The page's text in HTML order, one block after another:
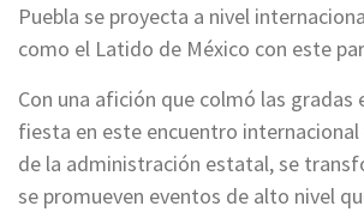
Puebla se proyecta a nivel
como el Latido de México con este
Con una afición que colmó las gradas
fiesta en este encuentro internacional
de la administración estatal, se
se promueven eventos de alto nivel